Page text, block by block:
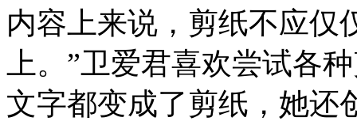
内容上来说，剪纸不应仅
上。”卫爱君喜欢尝试各
文字都变成了剪纸，她还